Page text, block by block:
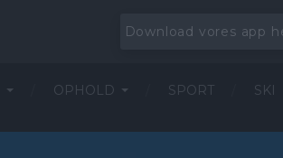
Download vores app
OPHOLD SPORT SKI